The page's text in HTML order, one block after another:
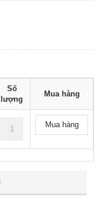
Số
lượng
Mua hàng
Mua hàng